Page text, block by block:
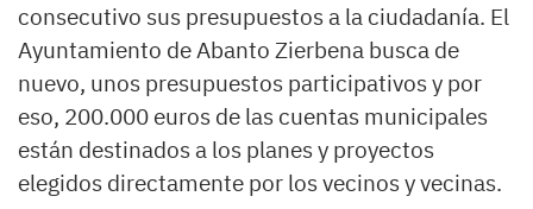
consecutivo sus presupuestos a la ciudadanía. El
Ayuntamiento de Abanto Zierbena busca de
nuevo, unos presupuestos participativos y por
eso, 200.000 euros de las cuentas municipales
están destinados a los planes y proyectos
elegidos directamente por los vecinos y vecinas.